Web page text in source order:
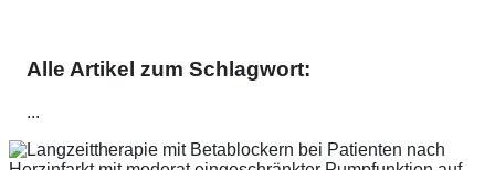
Alle Artikel zum Schlagwort:
...